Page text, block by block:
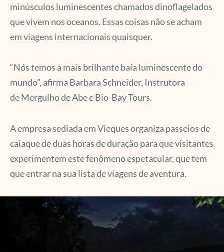
minúsculos luminescentes chamados dinoflagelados
que vivem nos oceanos. Essas coisas não se acham
em viagens internacionais quaisquer.
“Nós temos a mais brilhante baía luminescente do
mundo”, afirma Barbara Schneider, Instrutora
de Mergulho de Abe e Bio-Bay Tours.
A empresa sediada em Vieques organiza passeios de
caiaque de duas horas de duração para que visitantes
experimentem este fenômeno espetacular, que tem
que entrar na sua lista de viagens de aventura.